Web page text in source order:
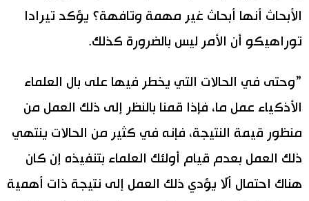
الأبحاث أنها أبحاث غير مهمة وتافهة؟ يؤكد تيرادا
توراهيكو أن الأمر ليس بالضرورة كذلك.
”وحتى في الحالات التي يخطر فيها على بال العلماء
الأذكياء عمل ما، فإذا قمنا بالنظر إلى ذلك العمل من
منظور قيمة النتيجة، فإنه في كثير من الحالات ينتهي
ذلك العمل بعدم قيام أولئك العلماء بتنفيذه إن كان
هناك احتمال ألَّا يؤدي ذلك العمل إلى نتيجة ذات أهمية